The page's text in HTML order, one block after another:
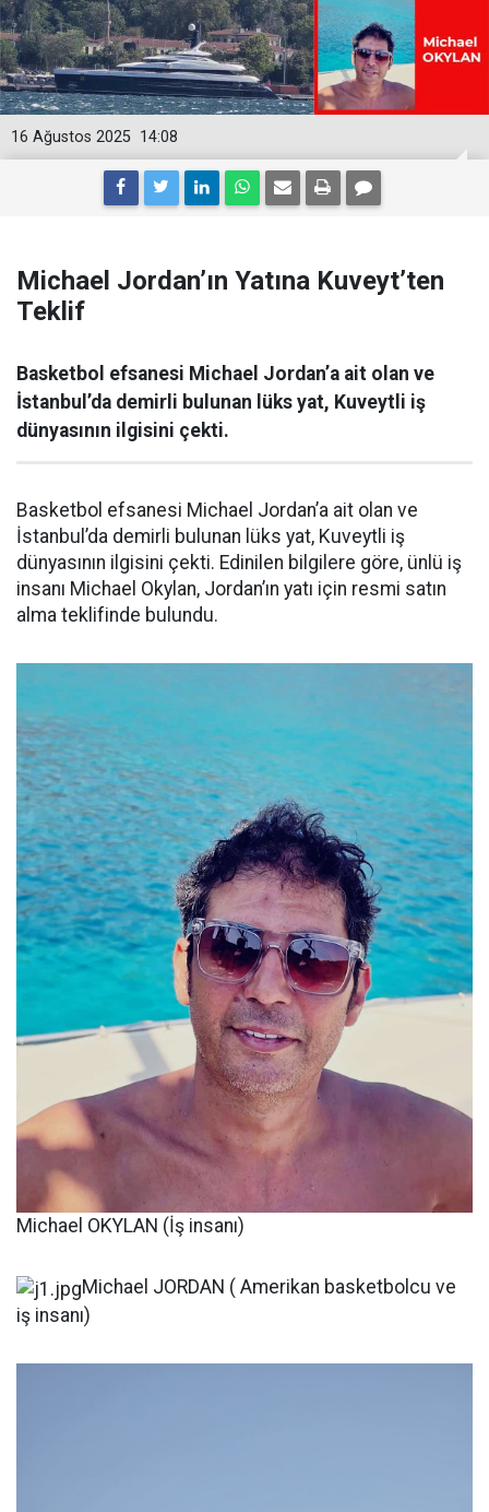
14:08
16 Ağustos 2025
Michael Jordan’ın Yatına Kuveyt’ten
Teklif
Basketbol efsanesi Michael Jordan’a ait olan ve
İstanbul’da demirli bulunan lüks yat, Kuveytli iş
dünyasının ilgisini çekti.
Basketbol efsanesi Michael Jordan’a ait olan ve
İstanbul’da demirli bulunan lüks yat, Kuveytli iş
dünyasının ilgisini çekti. Edinilen bilgilere göre, ünlü iş
insanı Michael Okylan, Jordan’ın yatı için resmi satın
alma teklifinde bulundu.
Michael OKYLAN (İş insanı)
Michael JORDAN ( Amerikan basketbolcu ve
iş insanı)